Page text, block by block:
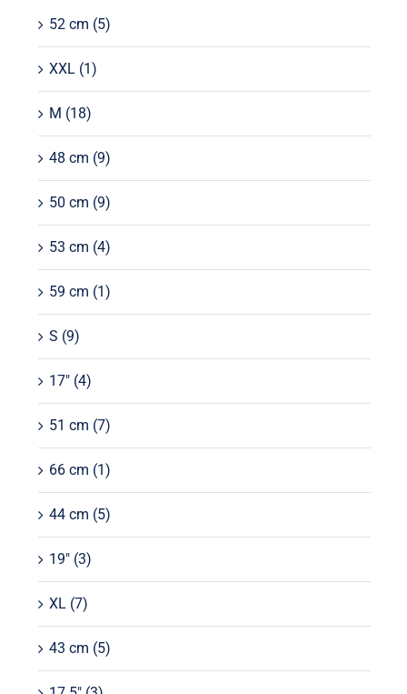
52 cm (5)
XXL (1)
M (18)
48 cm (9)
50 cm (9)
53 cm (4)
59 cm (1)
S (9)
17" (4)
51 cm (7)
66 cm (1)
44 cm (5)
19" (3)
XL (7)
43 cm (5)